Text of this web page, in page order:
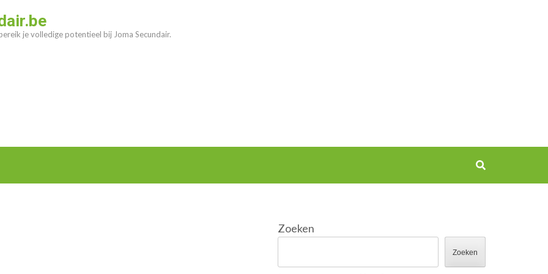
je volledige potentieel bij Joma Secundair.
Zoeken
Zoeken